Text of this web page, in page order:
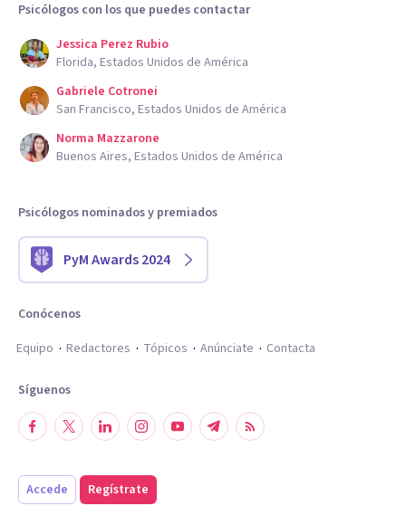
Psicólogos con los que puedes contactar
Jessica Perez Rubio
Florida, Estados Unidos de América
Gabriele Cotronei
San Francisco, Estados Unidos de América
Norma Mazzarone
Buenos Aires, Estados Unidos de América
Psicólogos nominados y premiados
PyM Awards 2024
Conócenos
Equipo
Redactores Tópicos Anúnciate Contacta
Síguenos
Accede Regístrate